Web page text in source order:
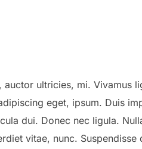
ultricies, mi. Vivamus
eget, ipsum. Duis
dui. Donec nec ligula.
vitae, nunc. Suspendisse